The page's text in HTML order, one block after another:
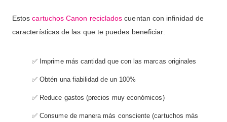
Estoscartuchos Canon reciclados cuentan con infinidad de
características de las que te puedes beneficiar:
✅ Imprime más cantidad que con las marcas originales
✅ Obtén una fiabilidad de un 100%
✅ Reduce gastos (precios muy económicos)
✅ Consume de manera más consciente (cartuchos más